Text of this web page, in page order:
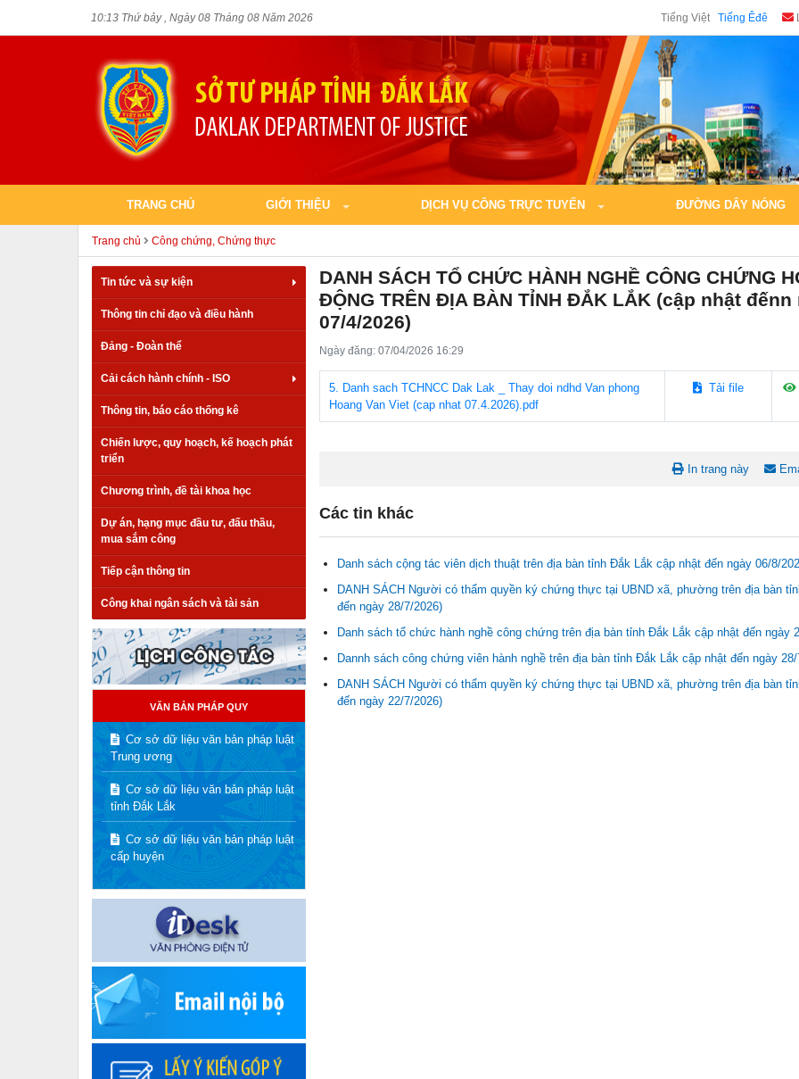
10:13 Thứ bảy , Ngày 08 Tháng 08 Năm 2026 Tiếng Việt Tiếng Êđê
TRANG CHỦ GIỚI THIỆU DỊCH VỤ CÔNG TRỰC TUYẾN ĐƯỜNG DÂY NÓNG
Trang chủ Công chứng, Chứng thực
Tin tức và sự kiện
Thông tin chỉ đạo và điều hành
Đảng - Đoàn thể
Cải cách hành chính - ISO
Thông tin, báo cáo thống kê
Chiến lược, quy hoạch, kế hoạch phát
triển
Chương trình, đề tài khoa học
Dự án, hạng mục đầu tư, đấu thầu,
mua sắm công
Tiếp cận thông tin
Công khai ngân sách và tài sản
VĂN BẢN PHÁP QUY
Cơ sở dữ liệu văn bản pháp luật
Trung ương
Cơ sở dữ liệu văn bản pháp luật
tỉnh Đắk Lắk
Cơ sở dữ liệu văn bản pháp luật
cấp huyện
DANH SÁCH TỔ CHỨC HÀNH NGHỀ CÔNG CHỨNG
ĐỘNG TRÊN ĐỊA BÀN TỈNH ĐẮK LẮK (cập nhật đếnn
07/4/2026)
Ngày đăng: 07/04/2026 16:29
5. Danh sach TCHNCC Dak Lak _ Thay doi ndhd Van phong
Hoang Van Viet (cap nhat 07.4.2026).pdf
Tải file
In trang này
Các tin khác
Danh sách cộng tác viên dịch thuật trên địa bàn tỉnh Đắk Lắk cập nhật đến ngày 06/8/
DANH SÁCH Người có thẩm quyền ký chứng thực tại UBND xã, phường trên địa bàn
đến ngày 28/7/2026)
Danh sách tổ chức hành nghề công chứng trên địa bàn tỉnh Đắk Lắk cập nhật đến ngày
Dannh sách công chứng viên hành nghề trên địa bàn tỉnh Đắk Lắk cập nhật đến ngày
DANH SÁCH Người có thẩm quyền ký chứng thực tại UBND xã, phường trên địa bàn
đến ngày 22/7/2026)